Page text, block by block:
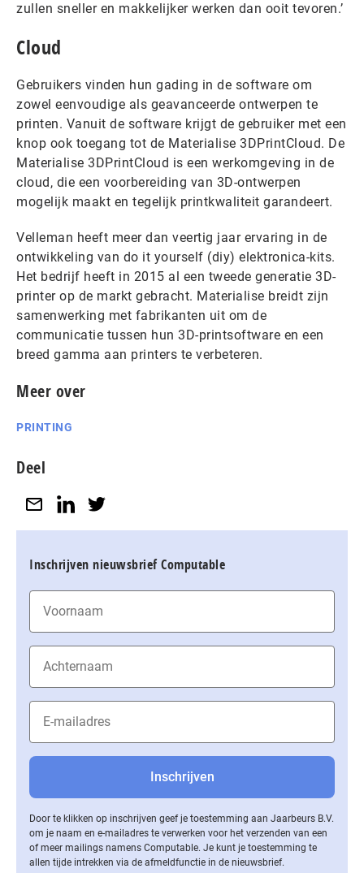
zullen sneller en makkelijker werken dan ooit tevoren.’
Cloud
Gebruikers vinden hun gading in de software om
zowel eenvoudige als geavanceerde ontwerpen te
printen. Vanuit de software krijgt de gebruiker met een
knop ook toegang tot de Materialise 3DPrintCloud. De
Materialise 3DPrintCloud is een werkomgeving in de
cloud, die een voorbereiding van 3D-ontwerpen
mogelijk maakt en tegelijk printkwaliteit garandeert.
Velleman heeft meer dan veertig jaar ervaring in de
ontwikkeling van do it yourself (diy) elektronica-kits.
Het bedrijf heeft in 2015 al een tweede generatie 3D-
printer op de markt gebracht. Materialise breidt zijn
samenwerking met fabrikanten uit om de
communicatie tussen hun 3D-printsoftware en een
breed gamma aan printers te verbeteren.
Meer over
PRINTING
Deel
Inschrijven nieuwsbrief Computable
Door te klikken op inschrijven geef je toestemming aan Jaarbeurs B.V.
om je naam en e-mailadres te verwerken voor het verzenden van een
of meer mailings namens Computable. Je kunt je toestemming te
allen tijde intrekken via de af­meld­func­tie in de nieuwsbrief.